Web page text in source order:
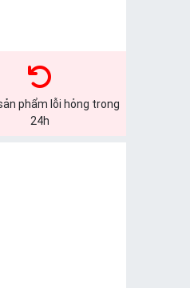
phẩm lỗi hỏng trong
24h